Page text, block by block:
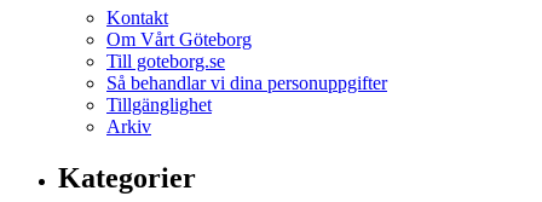
Kontakt
Om Vårt Göteborg
Till goteborg.se
Så behandlar vi dina personuppgifter
Tillgänglighet
Arkiv
Kategorier